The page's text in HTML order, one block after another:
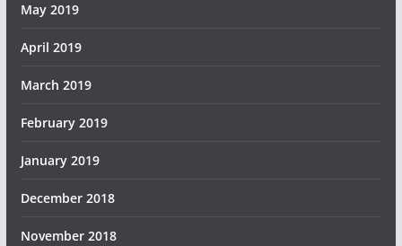
May 2019
April 2019
March 2019
February 2019
January 2019
December 2018
November 2018